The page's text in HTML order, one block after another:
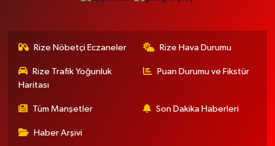
Rize Nöbetçi Eczaneler Rize Hava Durumu
Rize Trafik Yoğunluk
Haritası
Puan Durumu ve Fikstür
Tüm Manşetler Son Dakika Haberleri
Haber Arşivi